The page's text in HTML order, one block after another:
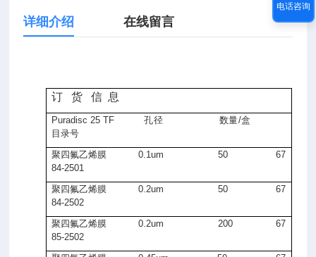
详细介绍 在线留言
订 货 信 息
Puradisc 25 TF孔径 数量/盒
目录号
聚四氟乙烯膜 0.1um 50 67
84-2501
聚四氟乙烯膜 0.2um 50 67
84-2502
聚四氟乙烯膜 0.2um 200 67
85-2502
电话咨询